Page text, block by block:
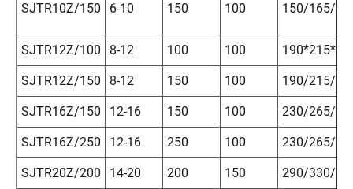
SJTR10Z/150 6-10 150 100 150/165/25
SJTR12Z/100 8-12 100 100 190*215*35
SJTR12Z/150 8-12 150 100 190/215/35
SJTR16Z/150 12-16 150 100 230/265/38
SJTR16Z/250 12-16 250 100 230/265/38
SJTR20Z/200 14-20 200 150 290/330/50